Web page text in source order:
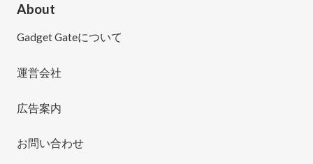
About
Gadget Gateについて
運営会社
広告案内
お問い合わせ